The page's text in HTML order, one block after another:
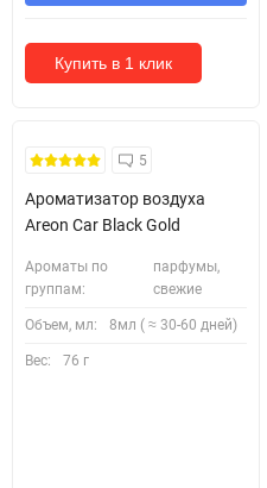
Купить в 1 клик
5
Ароматизатор воздуха
Areon Car Black Gold
Ароматы по
группам:
парфумы,
свежие
Объем, мл: 8мл ( ≈ 30-60 дней)
Вес: 76 г